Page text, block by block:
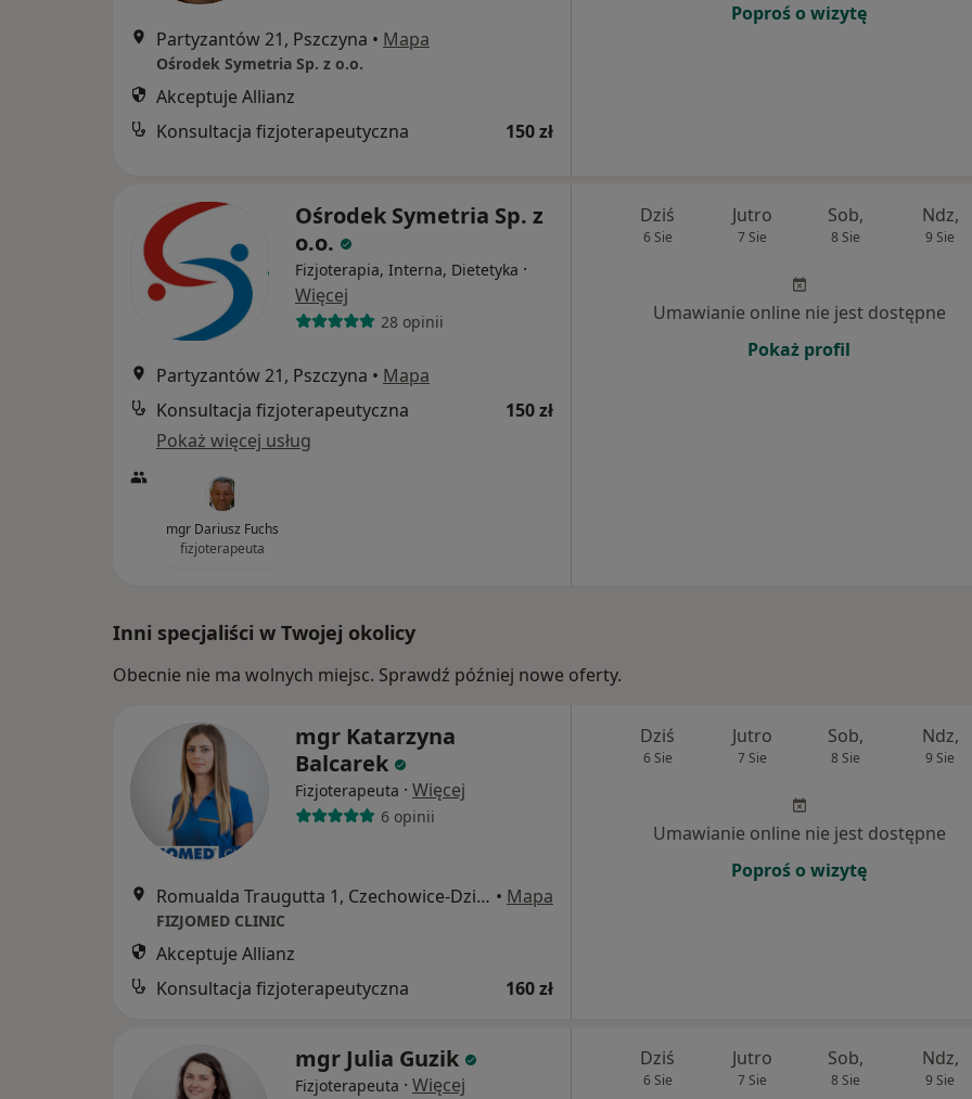
Partyzantów 21, Pszczyna • Mapa
Ośrodek Symetria Sp. z o.o.
Akceptuje Allianz
Konsultacja fizjoterapeutyczna
150 zł
Poproś o wizytę
Ośrodek Symetria Sp. z
o.o.
Fizjoterapia, Interna, Dietetyka ·
Więcej
28 opinii
Partyzantów 21, Pszczyna • Mapa
Konsultacja fizjoterapeutyczna
150 zł
Pokaż więcej usług
mgr Dariusz Fuchs
fizjoterapeuta
Dziś
6 Sie
Jutro
7 Sie
Sob,
8 Sie
Ndz,
9 Sie
Umawianie online nie jest dostępne
Pokaż profil
Inni specjaliści w Twojej okolicy
Obecnie nie ma wolnych miejsc. Sprawdź później nowe oferty.
mgr Katarzyna
Balcarek
Fizjoterapeuta · Więcej
6 opinii
Romualda Traugutta 1, Czechowice-Dziedzice • Mapa
FIZJOMED CLINIC
Akceptuje Allianz
Konsultacja fizjoterapeutyczna
160 zł
Dziś
6 Sie
Jutro
7 Sie
Sob,
8 Sie
Ndz,
9 Sie
Umawianie online nie jest dostępne
Poproś o wizytę
mgr Julia Guzik
Fizjoterapeuta · Więcej
Dziś
6 Sie
Jutro
7 Sie
Sob,
8 Sie
Ndz,
9 Sie